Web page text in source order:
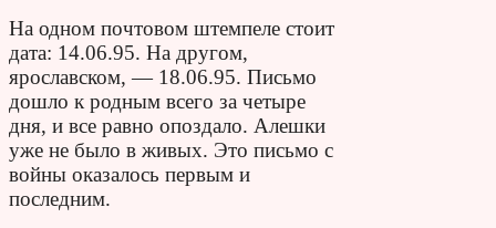
На одном почтовом штемпеле стоит
дата: 14.06.95. На другом,
ярославском, — 18.06.95. Письмо
дошло к родным всего за четыре
дня, и все равно опоздало. Алешки
уже не было в живых. Это письмо с
войны оказалось первым и
последним.